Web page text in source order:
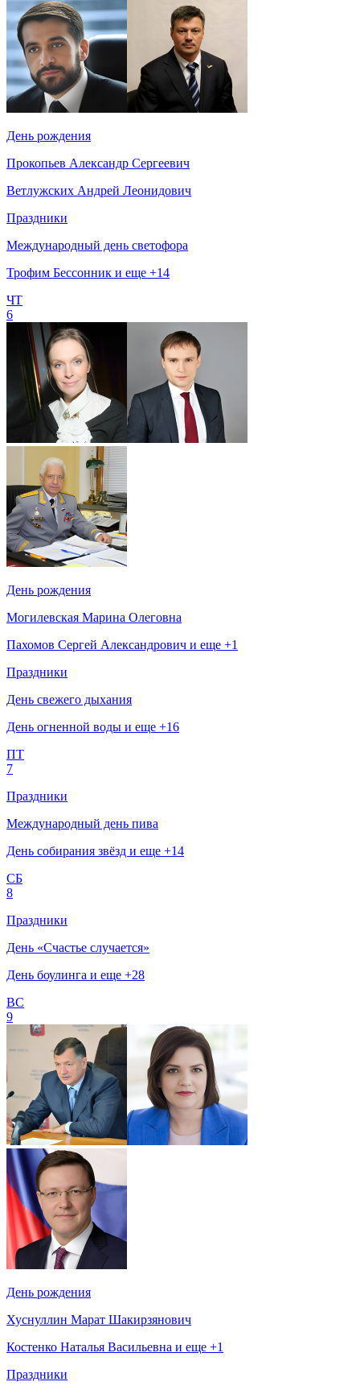
День рождения
Прокопьев Александр Сергеевич
Ветлужских Андрей Леонидович
Праздники
Международный день светофора
Трофим Бессонник и еще +14
ЧТ
6
День рождения
Могилевская Марина Олеговна
Пахомов Сергей Александрович и еще +1
Праздники
День свежего дыхания
День огненной воды и еще +16
ПТ
7
Праздники
Международный день пива
День собирания звёзд и еще +14
СБ
8
Праздники
День «Счастье случается»
День боулинга и еще +28
ВС
9
День рождения
Хуснуллин Марат Шакирзянович
Костенко Наталья Васильевна и еще +1
Праздники